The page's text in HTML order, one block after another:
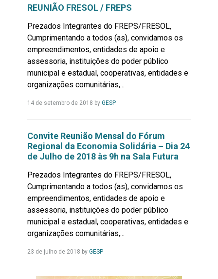
REUNIÃO FRESOL / FREPS
Prezados Integrantes do FREPS/FRESOL,
Cumprimentando a todos (as), convidamos os
empreendimentos, entidades de apoio e
assessoria, instituições do poder público
municipal e estadual, cooperativas, entidades e
organizações comunitárias,...
14 de setembro de 2018 by GESPLeia
Convite Reunião Mensal do Fórum
Regional da Economia Solidária – Dia 24
de Julho de 2018 às 9h na Sala Futura
Prezados Integrantes do FREPS/FRESOL,
Cumprimentando a todos (as), convidamos os
empreendimentos, entidades de apoio e
assessoria, instituições do poder público
municipal e estadual, cooperativas, entidades e
organizações comunitárias,...
23 de julho de 2018 by GESPLeia